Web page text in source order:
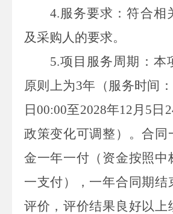
4.服务要求：符合相
及 采购人的要求。
5.项目服务周期： 本
原则上为3年（服务时间：
日00:00至2028年12月 5 日
政策变化可调整）。合同
金一年一付（资金按照中
一支付），一年合同期结
评价，评价结果良好以上